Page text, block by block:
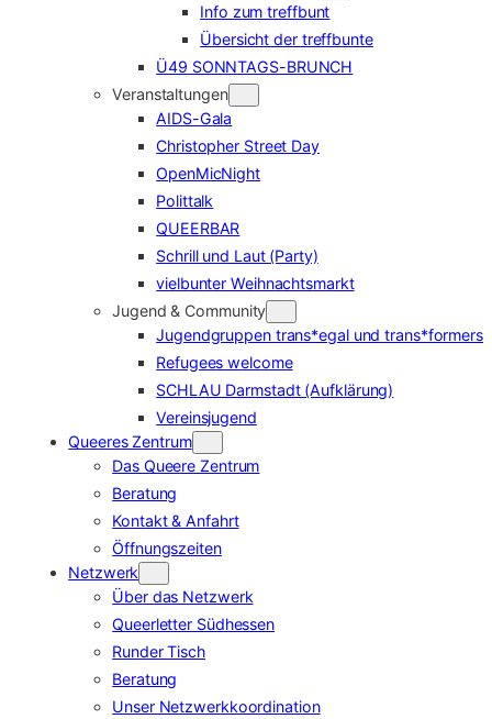
Info zum treffbunt
Übersicht der treffbunte
Ü49 SONNTAGS-BRUNCH
Veranstaltungen
AIDS-Gala
Christopher Street Day
OpenMicNight
Polittalk
QUEERBAR
Schrill und Laut (Party)
vielbunter Weihnachtsmarkt
Jugend & Community
Jugendgruppen trans*egal und trans*formers
Refugees welcome
SCHLAU Darmstadt (Aufklärung)
Vereinsjugend
Queeres Zentrum
Das Queere Zentrum
Beratung
Kontakt & Anfahrt
Öffnungszeiten
Netzwerk
Über das Netzwerk
Queerletter Südhessen
Runder Tisch
Beratung
Unser Netzwerkkoordination